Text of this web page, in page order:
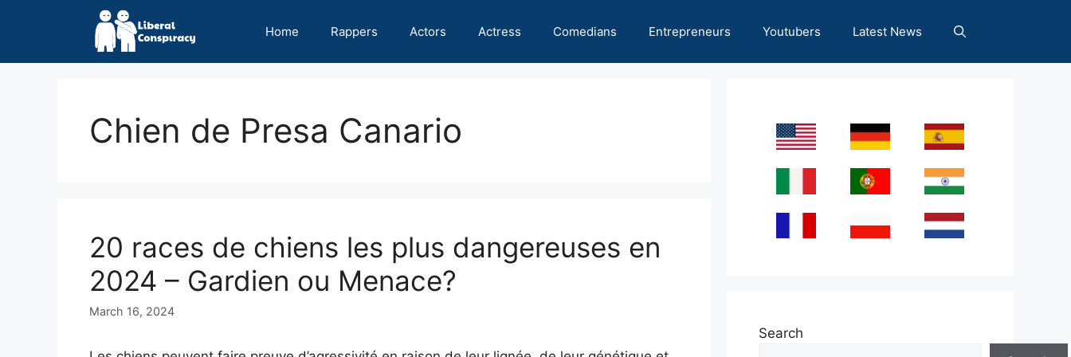
Home Rappers Actors Actress Comedians Entrepreneurs Youtubers Latest News
Chien de Presa Canario
20 races de chiens les plus dangereuses en
2024 – Gardien ou Menace?
March 16, 2024
Search